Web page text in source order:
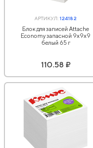
АРТИКУЛ:124182
Блок для записей Attache
Economy запасной 9х9х9
белый 65 г
110.58 ₽